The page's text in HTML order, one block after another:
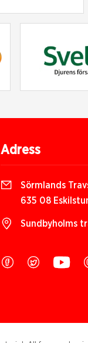
Adress
Sörmlands
635 08
Sundbyholms